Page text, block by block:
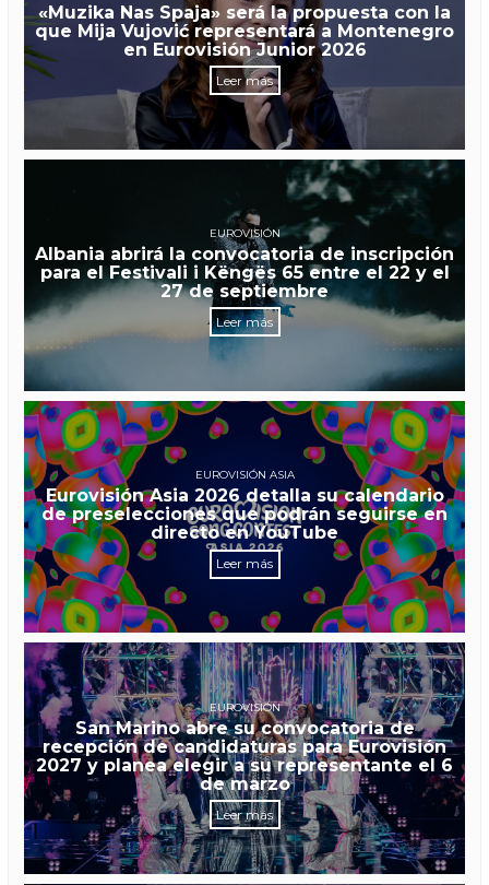
«Muzika Nas Spaja» será la propuesta con la
que Mija Vujović representará a Montenegro
en Eurovisión Junior 2026
Leer más
EUROVISIÓN
Albania abrirá la convocatoria de inscripción
para el Festivali i Këngës 65 entre el 22 y el
27 de septiembre
Leer más
EUROVISIÓN ASIA
Eurovisión Asia 2026 detalla su calendario
de preselecciones que podrán seguirse en
directo en YouTube
Leer más
EUROVISIÓN
San Marino abre su convocatoria de
recepción de candidaturas para Eurovisión
2027 y planea elegir a su representante el 6
de marzo
Leer más